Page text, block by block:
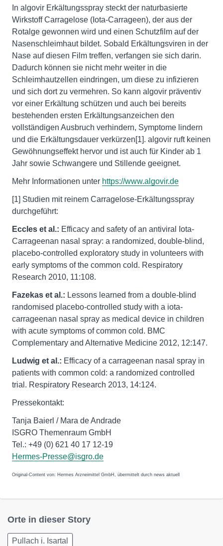
In algovir Erkältungsspray steckt der naturbasierte
Wirkstoff Carragelose (Iota-Carrageen), der aus der
Rotalge gewonnen wird und einen Schutzfilm auf der
Nasenschleimhaut bildet. Sobald Erkältungsviren in der
Nase auf diesen Film treffen, verfangen sie sich darin.
Dadurch können sie nicht mehr weiter in die
Schleimhautzellen eindringen, um diese zu infizieren
und sich dort zu vermehren. So kann algovir präventiv
vor einer Erkältung schützen und auch bei bereits
bestehenden ersten Erkältungsanzeichen den
vollständigen Ausbruch verhindern, Symptome lindern
und die Erkältungsdauer verkürzen[1]. algovir ruft keinen
Gewöhnungseffekt hervor und ist auch für Kinder ab 1
Jahr sowie Schwangere und Stillende geeignet.
Mehr Informationen unter https://www.algovir.de
[1] Studien mit reinem Carragelose-Erkältungsspray
durchgeführt:
Eccles et al.: Efficacy and safety of an antiviral Iota-
Carrageenan nasal spray: a randomized, double-blind,
placebo-controlled exploratory study in volunteers with
early symptoms of the common cold. Respiratory
Research 2010, 11:108.
Fazekas et al.: Lessons learned from a double-blind
randomised placebo-controlled study with a iota-
carrageenan nasal spray as medical device in children
with acute symptoms of common cold. BMC
Complementary and Alternative Medicine 2012, 12:147.
Ludwig et al.: Efficacy of a carrageenan nasal spray in
patients with common cold: a randomized controlled
trial. Respiratory Research 2013, 14:124.
Pressekontakt:
Tanja Baierl / Mara de Andrade
ISGRO Themenraum GmbH
Tel.: +49 (0) 621 40 17 12-19
Hermes-Presse@isgro.de
Original-Content von: Hermes Arzneimittel GmbH, übermittelt durch news aktuell
Orte in dieser Story
Pullach i. Isartal